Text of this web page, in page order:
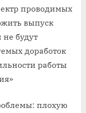
проводимых
выпуск
будут
доработок
работы
плохую